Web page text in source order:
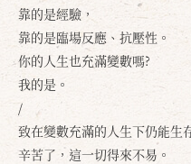
靠的是經驗，
靠的是臨場反應、抗壓性。
你的人生也充滿變數嗎?
我的是。
/
致在變數充滿的人生下仍能生
辛苦了，這一切得來不易。